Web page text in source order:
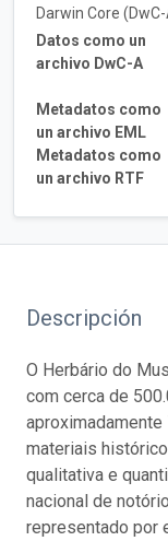
Darwin Core
Datos como un
archivo DwC-A
Metadatos como
un archivo EML
Metadatos como
un archivo RTF
Descripción
O Herbário do
com cerca de
materiais
qualitativa e
nacional de
representado por